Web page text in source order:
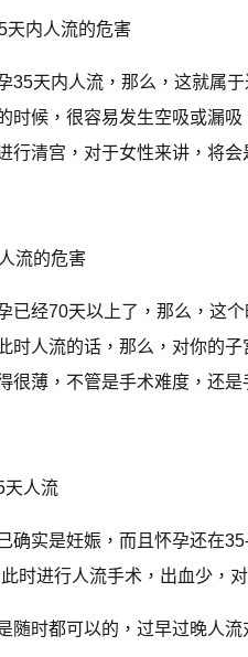
内人流的危害
天内人流，那么，这就属于
时候，很容易发生空吸或漏
行清宫，对于女性来讲，将会
的危害
经70天以上了，那么，这个
时人流的话，那么，对你的
很薄，不管是手术难度，还
人流
实是妊娠，而且怀孕还在35-
时进行人流手术，出血少，
时都可以的，过早过晚人流